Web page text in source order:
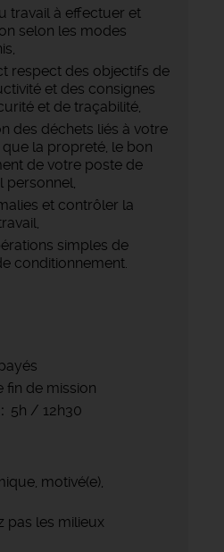
travail à effectuer et
selon les modes
respect des objectifs de
et des consignes
et de traçabilité,
des déchets liés à votre
la propreté, le bon
de votre poste de
personnel,
et contrôler la
simples de
conditionnement.
fin de mission
5h / 12h30
motivé(e),
pas les milieux